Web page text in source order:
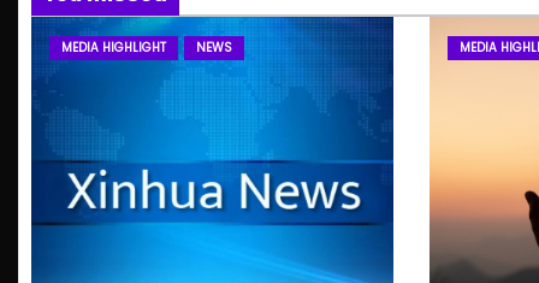
MEDIA HIGHLIGHT NEWS MEDIA